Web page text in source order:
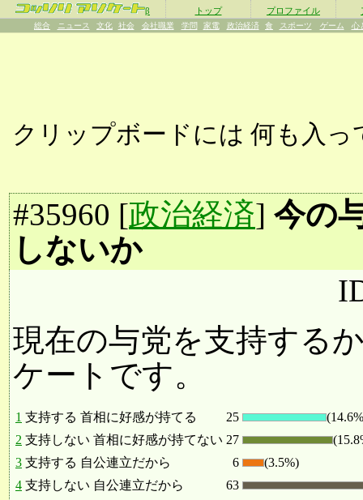
β トップ プロファイル
総合 ニュース 文化 社会 会社職業 学問 家電 政治経済 食 スポーツ ゲーム 心
クリップボードには 何も入っ
#35960 [政治経済] 今の
しないか
現在の与党を支持する
ケートです。
1 支持する 首相に好感が持てる 25
2 支持しない 首相に好感が持てない 27
3 支持する 自公連立だから 6
(3.5%)
4 支持しない 自公連立だから
63